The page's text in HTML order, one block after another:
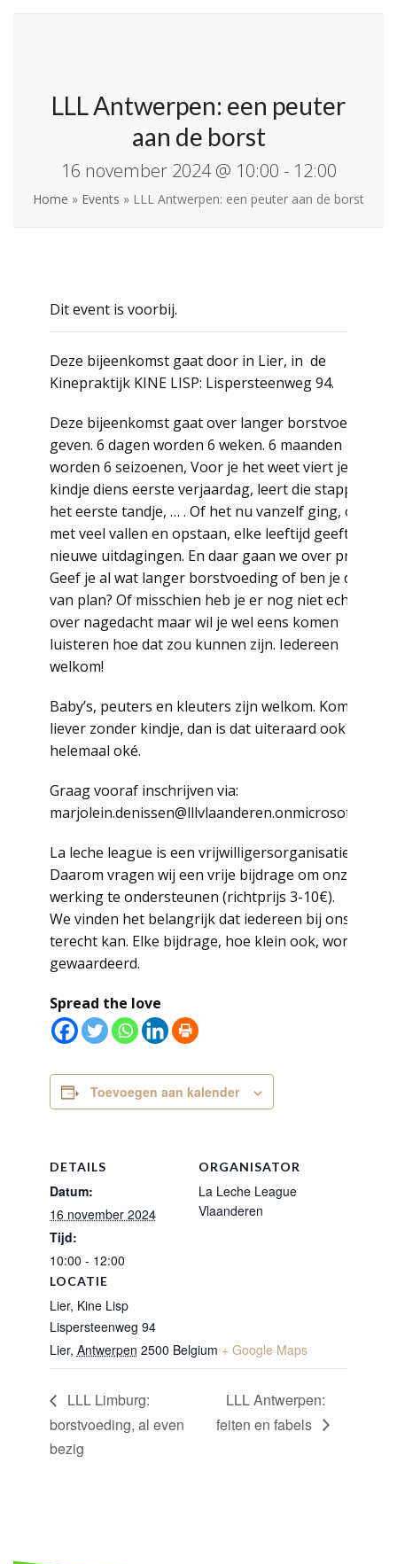
LLL Antwerpen: een peuter
aan de borst
16 november 2024 @ 10:00 - 12:00
Home » Events » LLL Antwerpen: een peuter aan de borst
Dit event is voorbij.
Deze bijeenkomst gaat door in Lier, in de
Kinepraktijk KINE LISP: Lispersteenweg 94.
Deze bijeenkomst gaat over langer borstvoeding
geven. 6 dagen worden 6 weken. 6 maanden
worden 6 seizoenen, Voor je het weet viert je
kindje diens eerste verjaardag, leert die stappen,
het eerste tandje, … . Of het nu vanzelf ging, of
met veel vallen en opstaan, elke leeftijd geeft
nieuwe uitdagingen. En daar gaan we over praten.
Geef je al wat langer borstvoeding of ben je dat
van plan? Of misschien heb je er nog niet echt
over nagedacht maar wil je wel eens komen
luisteren hoe dat zou kunnen zijn. Iedereen
welkom!
Baby’s, peuters en kleuters zijn welkom. Kom je
liever zonder kindje, dan is dat uiteraard ook
helemaal oké.
Graag vooraf inschrijven via:
marjolein.denissen@lllvlaanderen.onmicrosoft.com
La leche league is een vrijwilligersorganisatie.
Daarom vragen wij een vrije bijdrage om onze
werking te ondersteunen (richtprijs 3-10€).
We vinden het belangrijk dat iedereen bij ons
terecht kan. Elke bijdrage, hoe klein ook, wordt
gewaardeerd.
Spread the love
Toevoegen aan kalender
DETAILS
Datum:
16 november 2024
Tijd:
10:00 - 12:00
LOCATIE
Lier, Kine Lisp
Lispersteenweg 94
Lier, Antwerpen 2500 Belgium + Google Maps
ORGANISATOR
La Leche League
Vlaanderen
LLL Limburg:
borstvoeding, al even
bezig
LLL Antwerpen:
feiten en fabels